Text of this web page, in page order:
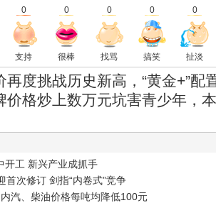
0 0 0 0 0
支持 很棒 找骂 搞笑 扯淡
再度挑战历史新高，“黄金+”配
价格炒上数万元坑害青少年，
开工 新兴产业成抓手
首次修订 剑指“内卷式”竞争
汽、柴油价格每吨均降低100元